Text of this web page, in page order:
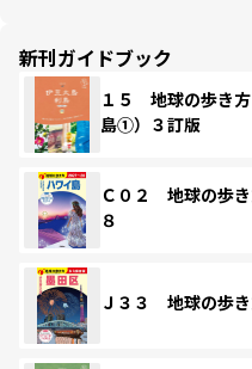
新刊ガイドブック
１５ 地球の歩き
島①）３訂版
Ｃ０２ 地球の歩
８
Ｊ３３ 地球の歩